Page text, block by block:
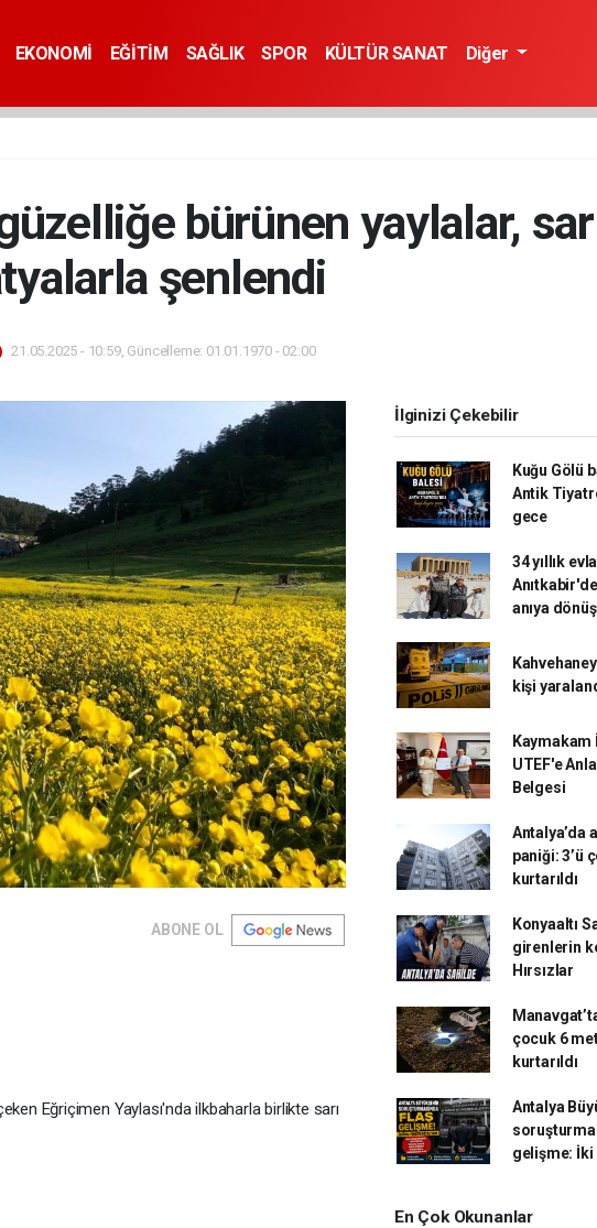
EKONOMİ EĞİTİM SAĞLIK SPOR KÜLTÜR SANAT Diğer
bürünen yaylalar,
şenlendi
21.05.2025 - 10:59, Güncelleme: 01.01.1970 - 02:00
ABONE OL
Eğriçimen Yaylası'nda ilkbaharla birlikte sarı
İlginizi Çekebilir
Kuğu Gölü
Antik
gece
34 yıllık
anıya
kişi
Kaymakam
UTEF'e
Belgesi
Antalya’da
paniği: 3’ü
kurtarıldı
Konyaaltı
girenlerin
Hırsızlar
çocuk 6
kurtarıldı
Antalya
gelişme: İki
En Çok Okunanlar